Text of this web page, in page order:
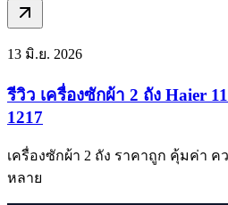
13 มิ.ย. 2026
รีวิว เครื่องซักผ้า 2 ถัง Haier
1217
เครื่องซักผ้า 2 ถัง ราคาถูก คุ้มค่า
หลาย